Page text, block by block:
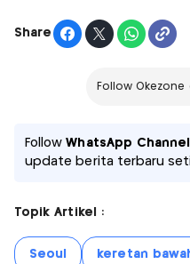
Share
Follow
FollowWhatsApp
update berita terbaru
Topik Artikel :
Seoul keretan